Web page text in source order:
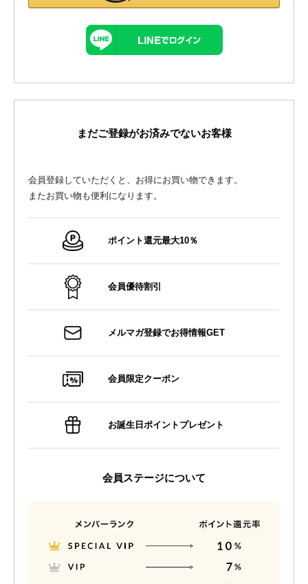
まだご登録がお済みでないお客様
会員登録していただくと、お得にお買い物できます。
またお買い物も便利になります。
ポイント還元最大10％
会員優待割引
メルマガ登録でお得情報GET
会員限定クーポン
お誕生日ポイントプレゼント
会員ステージについて